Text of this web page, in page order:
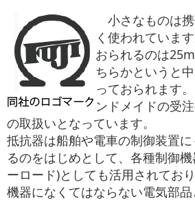
小さなものは
く使われていま
おられるのは
ちらかというと
っておられます
ンドメイドの受
の取扱いとなっています。
抵抗器は船舶や電車の制御装置
るのをはじめとして、各種制御機
ーロード)としても活用されてお
機器になくてはならない電気部